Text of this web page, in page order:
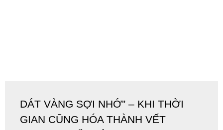
DÁT VÀNG SỢI NHỚ” – KHI THỜI
GIAN CŨNG HÓA THÀNH VẾT